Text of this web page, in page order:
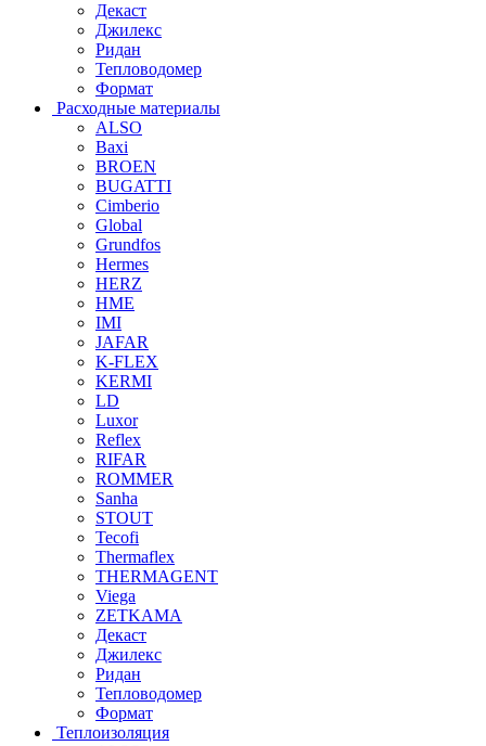
Декаст
Джилекс
Ридан
Тепловодомер
Формат
Расходные материалы
ALSO
Baxi
BROEN
BUGATTI
Cimberio
Global
Grundfos
Hermes
HERZ
HME
IMI
JAFAR
K-FLEX
KERMI
LD
Luxor
Reflex
RIFAR
ROMMER
Sanha
STOUT
Tecofi
Thermaflex
THERMAGENT
Viega
ZETKAMA
Декаст
Джилекс
Ридан
Тепловодомер
Формат
Теплоизоляция